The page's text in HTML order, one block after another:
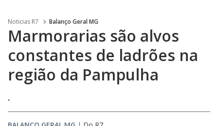
Noticias R7 Balanço Geral MG
Marmorarias são alvos
constantes de ladrões na
região da Pampulha
.